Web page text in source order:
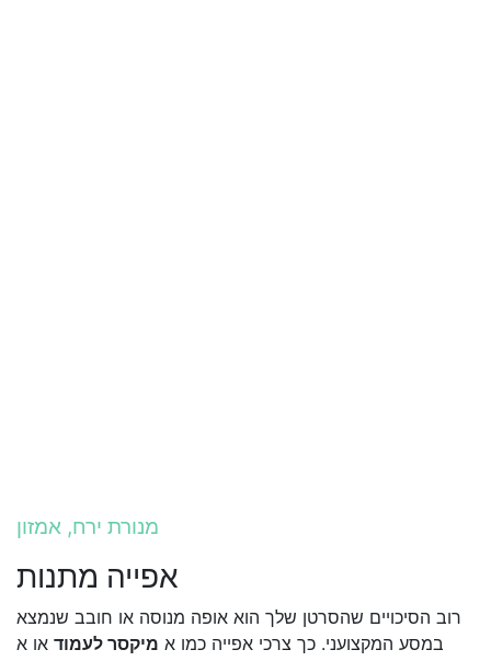
מנורת ירח, אמזון
אפייה מתנות
רוב הסיכויים שהסרטן שלך הוא אופה מנוסה או חובב שנמצא
במסע המקצועני. כך צרכי אפייה כמו א מיקסר לעמוד או א